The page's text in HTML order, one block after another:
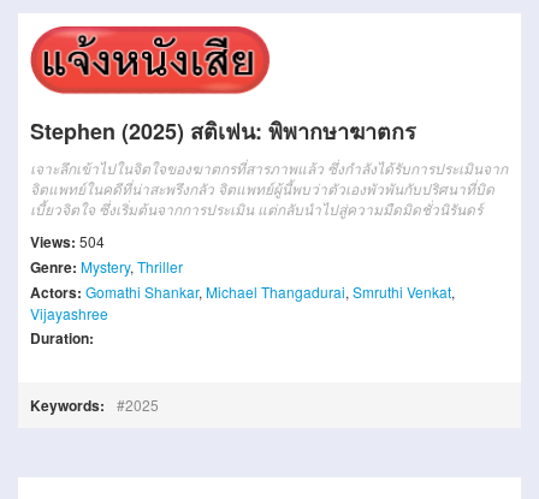
Stephen (2025) สติเฟน: พิพากษาฆาตกร
เจาะลึกเข้าไปในจิตใจของฆาตกรที่สารภาพแล้ว ซึ่งกำลังได้รับการประเมินจาก
จิตแพทย์ในคดีที่น่าสะพรึงกลัว จิตแพทย์ผู้นี้พบว่าตัวเองพัวพันกับปริศนาที่บิด
เบี้ยวจิตใจ ซึ่งเริ่มต้นจากการประเมิน แต่กลับนำไปสู่ความมืดมิดชั่วนิรันดร์
Views: 504
Genre: Mystery, Thriller
Actors: Gomathi Shankar, Michael Thangadurai, Smruthi Venkat,
Vijayashree
Duration:
Keywords: 2025